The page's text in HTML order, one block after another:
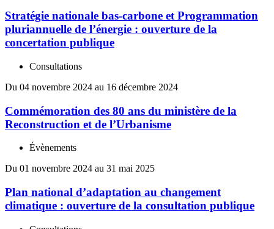
Stratégie nationale bas-carbone et Programmation
pluriannuelle de l’énergie : ouverture de la
concertation publique
Consultations
Du 04 novembre 2024 au 16 décembre 2024
Commémoration des 80 ans du ministère de la
Reconstruction et de l’Urbanisme
Évènements
Du 01 novembre 2024 au 31 mai 2025
Plan national d’adaptation au changement
climatique : ouverture de la consultation publique